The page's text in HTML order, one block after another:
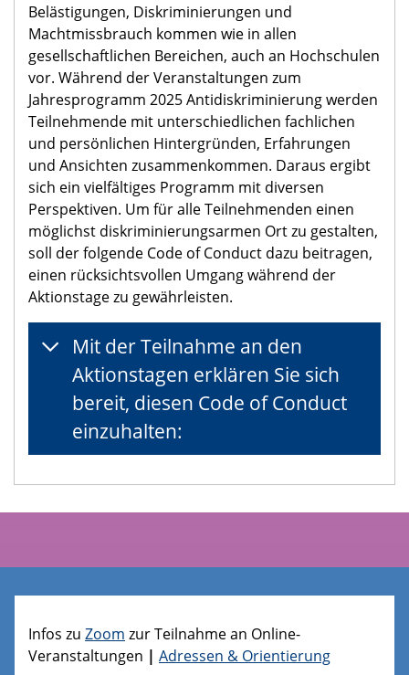
Belästigungen, Diskriminierungen und
Machtmissbrauch kommen wie in allen
gesellschaftlichen Bereichen, auch an Hochschulen
vor. Während der Veranstaltungen zum
Jahresprogramm 2025 Antidiskriminierung werden
Teilnehmende mit unterschiedlichen fachlichen
und persönlichen Hintergründen, Erfahrungen
und Ansichten zusammenkommen. Daraus ergibt
sich ein vielfältiges Programm mit diversen
Perspektiven. Um für alle Teilnehmenden einen
möglichst diskriminierungsarmen Ort zu gestalten,
soll der folgende Code of Conduct dazu beitragen,
einen rücksichtsvollen Umgang während der
Aktionstage zu gewährleisten.
Mit der Teilnahme an den
Aktionstagen erklären Sie sich
bereit, diesen Code of Conduct
einzuhalten:
Infos zu Zoom zur Teilnahme an Online-
Veranstaltungen | Adressen & Orientierung